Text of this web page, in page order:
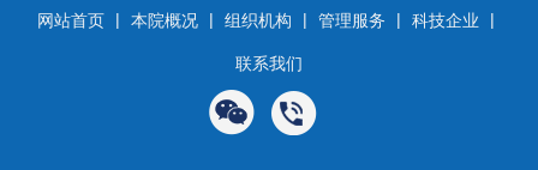
网站首页 | 本院概况 | 组织机构 | 管理服务 | 科技企业 |
联系我们